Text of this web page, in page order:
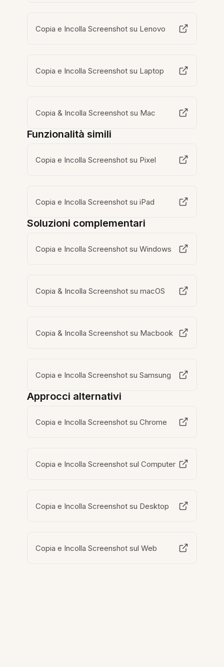
Copia e Incolla Screenshot su Lenovo
Copia e Incolla Screenshot su Laptop
Copia & Incolla Screenshot su Mac
Funzionalità simili
Copia e Incolla Screenshot su Pixel
Copia e Incolla Screenshot su iPad
Soluzioni complementari
Copia e Incolla Screenshot su Windows
Copia & Incolla Screenshot su macOS
Copia & Incolla Screenshot su Macbook
Copia e Incolla Screenshot su Samsung
Approcci alternativi
Copia e Incolla Screenshot su Chrome
Copia e Incolla Screenshot sul Computer
Copia e Incolla Screenshot su Desktop
Copia e Incolla Screenshot sul Web